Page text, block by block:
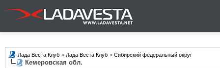
Лада Веста Клуб > Лада Веста Клуб > Сибирский федеральный округ
Кемеровская обл.